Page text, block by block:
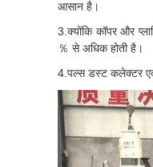
आसान है।
3.क्योंकि कॉपर और
％ से अधिक होती है।
4.पल्स डस्ट कलेक्टर